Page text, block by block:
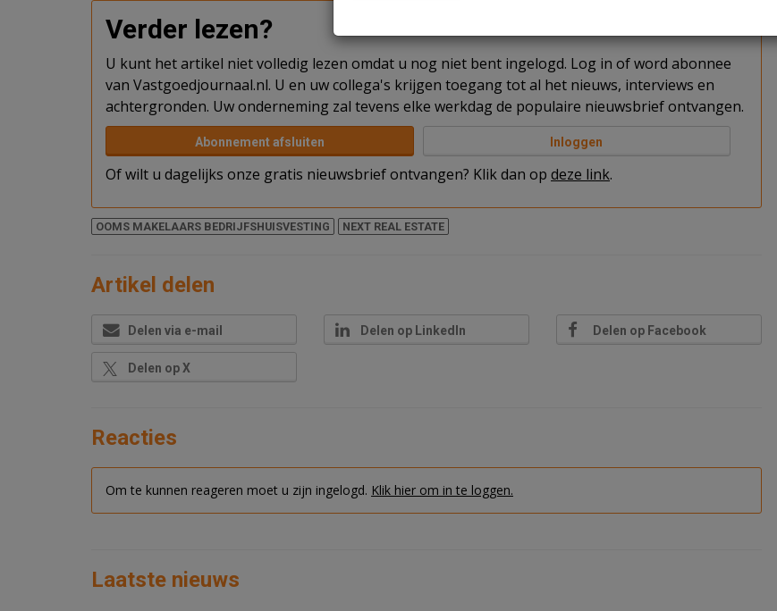
Verder lezen?
U kunt het artikel niet volledig lezen omdat u nog niet bent ingelogd. Log in of word abonnee
van Vastgoedjournaal.nl. U en uw collega's krijgen toegang tot al het nieuws, interviews en
achtergronden. Uw onderneming zal tevens elke werkdag de populaire nieuwsbrief ontvangen.
Abonnement afsluiten Inloggen
Of wilt u dagelijks onze gratis nieuwsbrief ontvangen? Klik dan op deze link.
OOMS MAKELAARS BEDRIJFSHUISVESTING NEXT REAL ESTATE
Artikel delen
Delen via e-mail Delen op LinkedIn Delen op Facebook
Delen op X
Reacties
Om te kunnen reageren moet u zijn ingelogd. Klik hier om in te loggen.
Laatste nieuws